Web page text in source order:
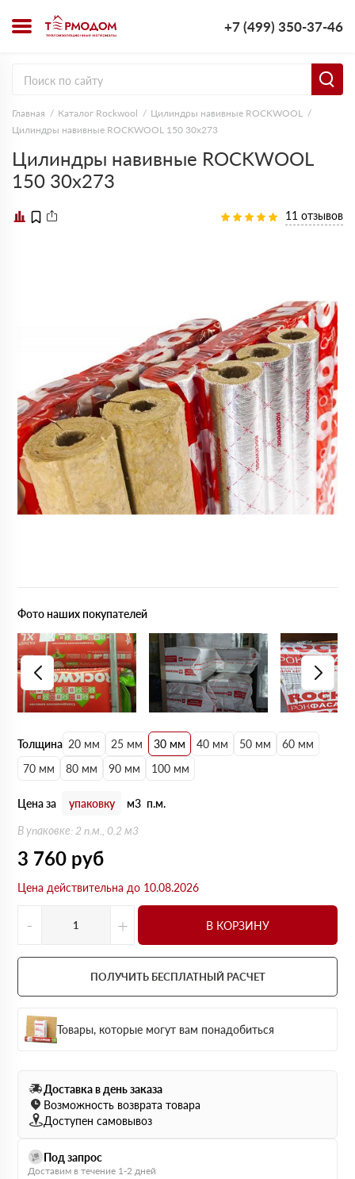
+7 (499) 350-37-46
Главная Каталог Rockwool
Цилиндры навивные ROCKWOOL
Цилиндры навивные ROCKWOOL 150 30х273
Цилиндры навивные ROCKWOOL
150 30х273
11 отзывов
Толщина 20 мм 25 мм 30 мм 40 мм 50 мм
60 мм
70 мм
80 мм 90 мм 100 мм
Цена за упаковку м3 п.м.
В упаковке: 2 п.м., 0.2 м3
3 760 руб
Цена действительна до 10.08.2026
- + В КОРЗИНУ
ПОЛУЧИТЬ БЕСПЛАТНЫЙ РАСЧЕТ
Товары, которые могут вам понадобиться
Доставка в день заказа
Возможность возврата товара
Доступен самовывоз
Под запрос
Доставим в течение 1-2 дней
Фото наших покупателей